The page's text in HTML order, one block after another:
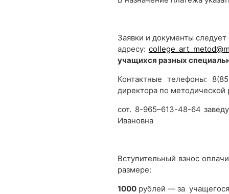
Заявки и документы следует
адресу:
учащихся разных
Контактные телефоны:
директора по
сот. 8-965–613-48-64
Ивановна
Вступительный взнос
размере:
1000 рублей — за